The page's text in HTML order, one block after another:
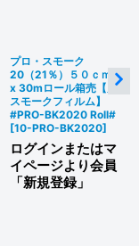
プロ・スモーク
20（21％）５０ｃｍ幅
x 30mロール箱売【原着
スモークフィルム】
#PRO-BK2020 Roll#
[10-PRO-BK2020]
ログインまたはマ
イページより会員
「新規登録」